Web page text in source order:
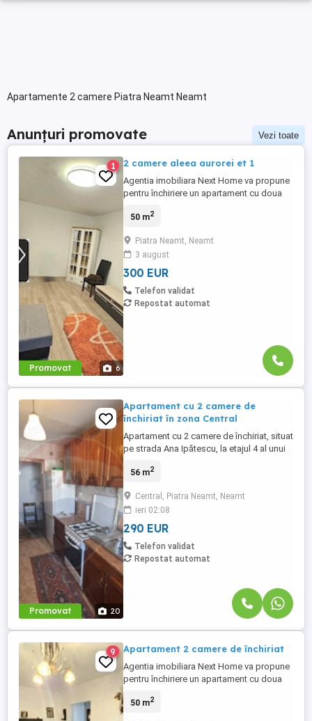
Apartamente 2 camere Piatra Neamt Neamt
Anunțuri promovate Vezi toate
Promovat 6
1 2 camere aleea aurorei et 1
Agentia imobiliara Next Home va propune
pentru închiriere un apartament cu doua
Dărmănești. Este mobilat și utilat, etaj 1,
detalii va așteptăm la sediul agenției
imobiliare Next Home situat în Piatra
Neamț str Mihai Eminescu ...
50 m2
Piatra Neamt, Neamt
3 august
300 EUR
Telefon validat
Repostat automat
Promovat 20
Apartament cu 2 camere de
închiriat în zona Central
Apartament cu 2 camere de închiriat, situat
pe strada Ana Ipătescu, la etajul 4 al unui
mobilată și utilată, oferind tot confortul
56 m2
Central, Piatra Neamt, Neamt
ieri 02:08
290 EUR
Telefon validat
Repostat automat
9 Apartament 2 camere de închiriat
Agentia imobiliara Next Home va propune
pentru închiriere un apartament cu doua
ultracentrala Este situat la etajul 3, balcon
50 m2